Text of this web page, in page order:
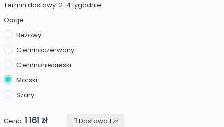
Termin dostawy: 2-4 tygodnie
Opcje
Beżowy
Ciemnoczerwony
Ciemnoniebieski
Morski
Szary
Cena: 1 161 zł
Dostawa 1 zł